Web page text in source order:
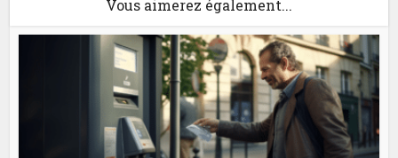
Vous aimerez également...